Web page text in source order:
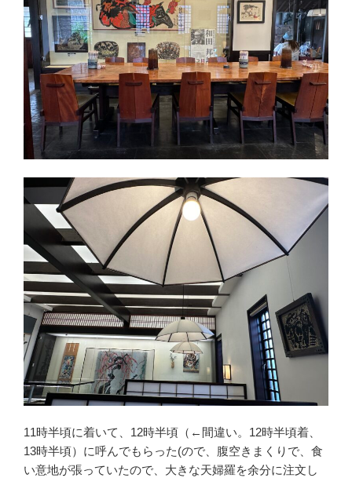
11時半頃に着いて、12時半頃（←間違い。12時半頃着、
13時半頃）に呼んでもらった(ので、腹空きまくりで、食
い意地が張っていたので、大きな天婦羅を余分に注文し